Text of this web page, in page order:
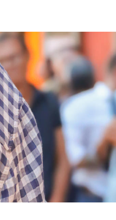
RENDEZ-VOUS
Conversation intime
Les Procès du samedi
Les Jeudis littéraires
Le Comité de lecture
TEMPS FORTS
Les Contes d’apéro
Festival de Magie
Festival de Tragédies